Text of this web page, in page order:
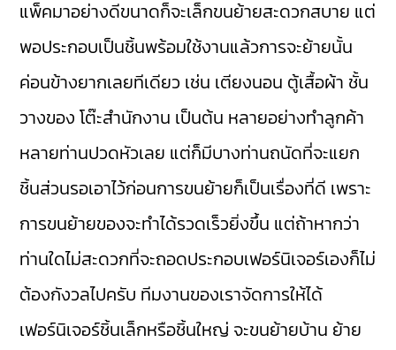
แพ็คมาอย่างดีขนาดก็จะเล็กขนย้ายสะดวกสบาย แต่
พอประกอบเป็นชิ้นพร้อมใช้งานแล้วการจะย้ายนั้น
ค่อนข้างยากเลยทีเดียว เช่น เตียงนอน ตู้เสื้อผ้า ชั้น
วางของ โต๊ะสำนักงาน เป็นต้น หลายอย่างทำลูกค้า
หลายท่านปวดหัวเลย แต่ก็มีบางท่านถนัดที่จะแยก
ชิ้นส่วนรอเอาไว้ก่อนการขนย้ายก็เป็นเรื่องที่ดี เพราะ
การขนย้ายของจะทำได้รวดเร็วยิ่งขึ้น แต่ถ้าหากว่า
ท่านใดไม่สะดวกที่จะถอดประกอบเฟอร์นิเจอร์เองก็ไม่
ต้องกังวลไปครับ ทีมงานของเราจัดการให้ได้
เฟอร์นิเจอร์ชิ้นเล็กหรือชิ้นใหญ่ จะขนย้ายบ้าน ย้าย